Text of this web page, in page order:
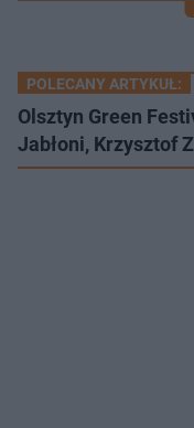
POLECANY ARTYKUŁ:
Olsztyn Green
Jabłoni, Krzysztof